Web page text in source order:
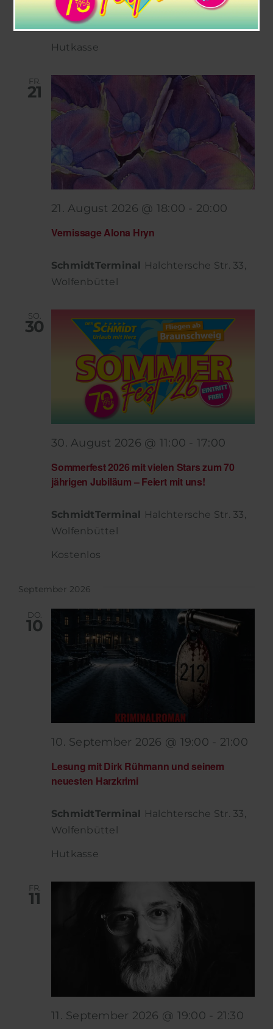
SchmidtTerminalHalchtersche Str. 33,
Wolfenbüttel
Hutkasse
FR.
21
Vernissage Alona Hryn
21. August 2026 @ 18:00 - 20:00
SchmidtTerminal Halchtersche Str. 33,
Wolfenbüttel
SO.
30
Sommerfest 2026 mit vielen Stars zum 70
jährigen Jubiläum – Feiert mit uns!
30. August 2026 @ 11:00 - 17:00
SchmidtTerminal Halchtersche Str. 33,
Wolfenbüttel
Kostenlos
September 2026
DO.
10
Lesung mit Dirk Rühmann und seinem
neuesten Harzkrimi
10. September 2026 @ 19:00 - 21:00
SchmidtTerminal
Halchtersche Str. 33,
Wolfenbüttel
Hutkasse
FR.
11
11. September 2026 @ 19:00 - 21:30